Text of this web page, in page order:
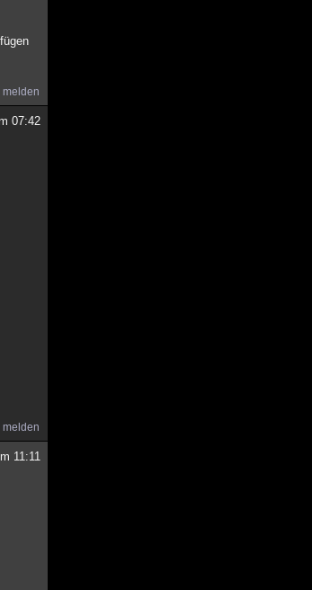
melden
07:42
melden
11:11